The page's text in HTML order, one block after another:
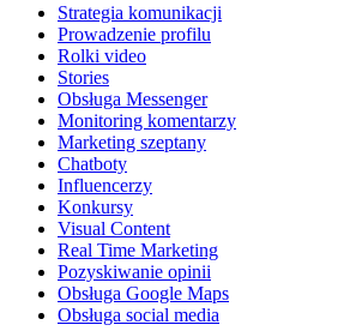
Strategia komunikacji
Prowadzenie profilu
Rolki video
Stories
Obsługa Messenger
Monitoring komentarzy
Marketing szeptany
Chatboty
Influencerzy
Konkursy
Visual Content
Real Time Marketing
Pozyskiwanie opinii
Obsługa Google Maps
Obsługa social media